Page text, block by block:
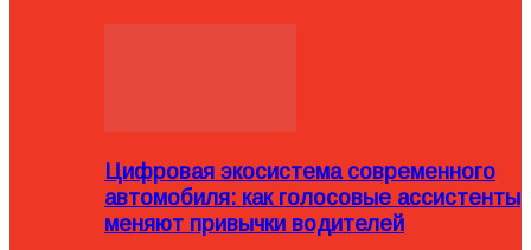
Цифровая экосистема современного
автомобиля: как голосовые ассистенты
меняют привычки водителей